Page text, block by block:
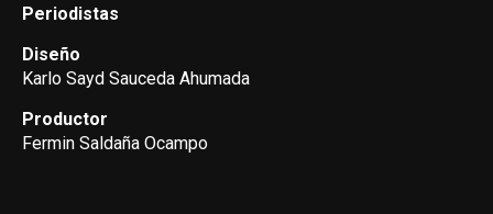
Periodistas
Diseño
Karlo Sayd Sauceda Ahumada
Productor
Fermin Saldaña Ocampo